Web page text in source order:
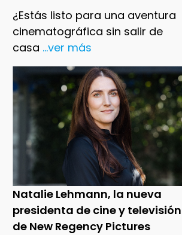
¿Estás listo para una aventura
cinematográfica sin salir de
casa ...ver más
Natalie Lehmann, la nueva
presidenta de cine y televisión
de New Regency Pictures